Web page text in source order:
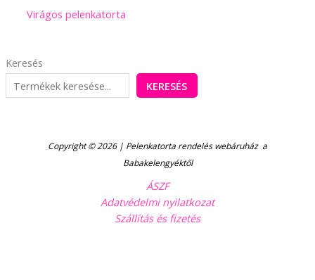
Virágos pelenkatorta
Keresés
KERESÉS
Copyright © 2026 | Pelenkatorta rendelés webáruház a
Babakelengyéktől
ÁSZF
Adatvédelmi nyilatkozat
Szállítás és fizetés